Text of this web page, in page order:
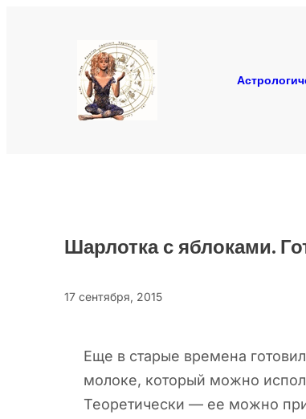
содержимому
Шарлотка с яблоками.
17 сентября, 2015
Еще в старые времена
молоке, который можно
Теоретически — ее можно